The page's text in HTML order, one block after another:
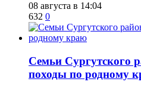
08 августа в 14:04
632 0
​Семьи Сургутского
походы по родному